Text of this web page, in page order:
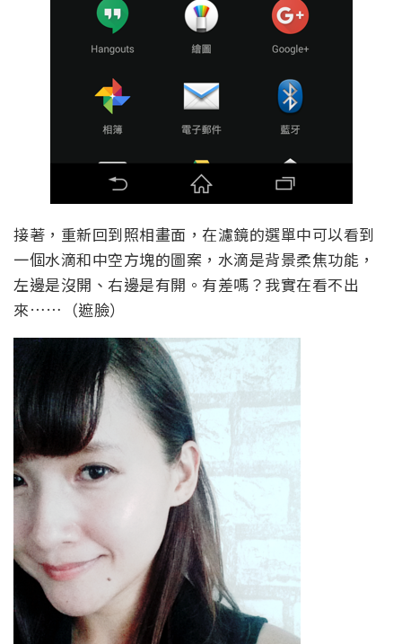
接著，重新回到照相畫面，在濾鏡的選單中可以看到
一個水滴和中空方塊的圖案，水滴是背景柔焦功能，
左邊是沒開、右邊是有開。有差嗎？我實在看不出
來……（遮臉）